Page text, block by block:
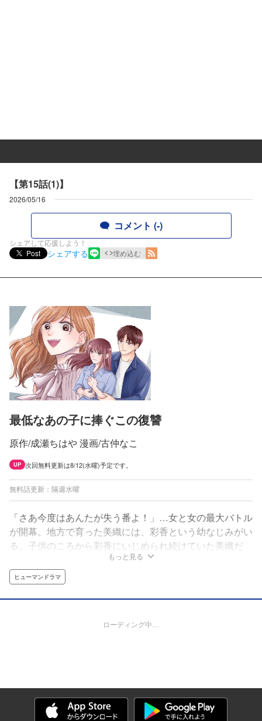
【第15話(1)】
2026/05/16
コメント (-)
シェアして応援しよう！
Post
シェアする 埋め込む
最低なあの子に捧ぐこの復讐
原作/成瀬ちはや 漫画/古仲なこ
UP 次回無料更新は8/12(水曜)予定です。
無料話更新：隔週水曜
「さあ今度はあんたが失う番よ！」…女と女の最大バトル
が開幕。地方で育った美織には、彩香という幼なじみがい
る。子供のころから彩香にいじめられ続けていた美織だ
が、県議員の娘・彩香に逆らうことはできない…。時が経
ちーー26歳の美織は、乗っ取り、托卵、略奪、あらゆる
手を使って人生を賭けた復讐を始める！ダークヒロインに
よるハラハラ復讐サスペンス。
もっと見る
ヒューマンドラマ
ローディング中…